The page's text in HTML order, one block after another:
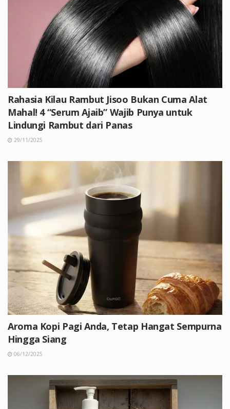
Rahasia Kilau Rambut Jisoo Bukan Cuma Alat
Mahal! 4 “Serum Ajaib” Wajib Punya untuk
Lindungi Rambut dari Panas
29/11/2025
Aroma Kopi Pagi Anda, Tetap Hangat Sempurna
Hingga Siang
06/12/2025